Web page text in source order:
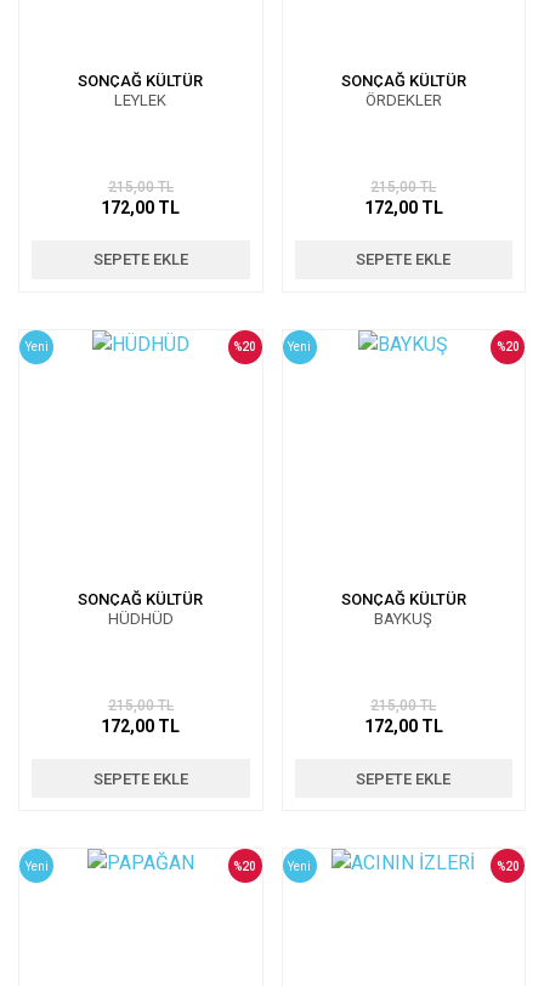
SONÇAĞ KÜLTÜR
LEYLEK
215,00 TL
172,00 TL
SEPETE EKLE
SONÇAĞ KÜLTÜR
ÖRDEKLER
215,00 TL
172,00 TL
SEPETE EKLE
Yeni
SONÇAĞ KÜLTÜR
HÜDHÜD
%20
215,00 TL
172,00 TL
SEPETE EKLE
Yeni
SONÇAĞ KÜLTÜR
BAYKUŞ
%20
215,00 TL
172,00 TL
SEPETE EKLE
Yeni %20 Yeni %20